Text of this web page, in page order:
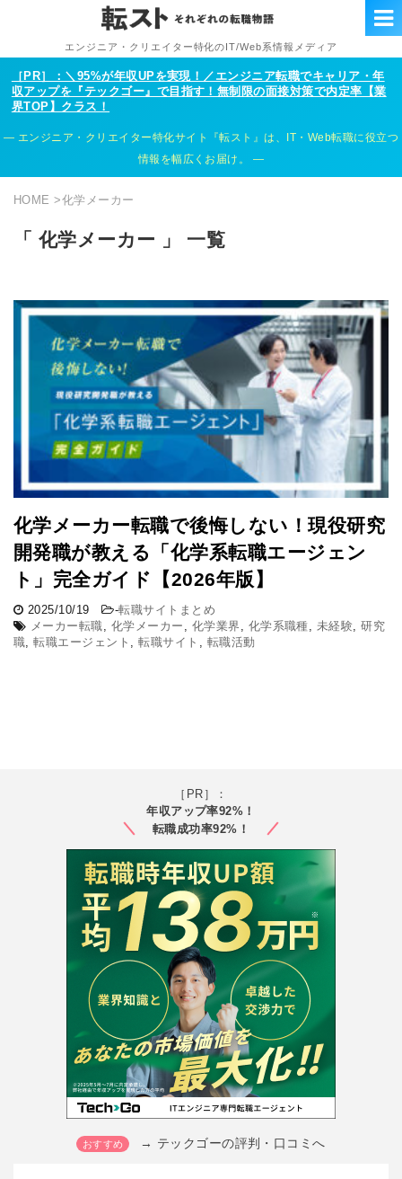
エンジニア・クリエイター特化のIT/Web系情報メディア
［PR］：＼95%が年収UPを実現！／エンジニア転職でキャリア・年
収アップを『テックゴー』で目指す！無制限の面接対策で内定率【業
界TOP】クラス！
エンジニア・クリエイター特化サイト『転スト』は、IT・Web転職に役立つ
情報を幅広くお届け。
HOME >化学メーカー
「 化学メーカー 」 一覧
化学メーカー転職で後悔しない！現役研究
開発職が教える「化学系転職エージェン
ト」完全ガイド【2026年版】
2025/10/19 -転職サイトまとめ
メーカー転職, 化学メーカー , 化学業界 , 化学系職種, 未経験,研究
職,転職エージェント ,転職サイト , 転職活動
［PR］：
年収アップ率92%！
転職成功率92%！
→ テックゴーの評判・口コミへ